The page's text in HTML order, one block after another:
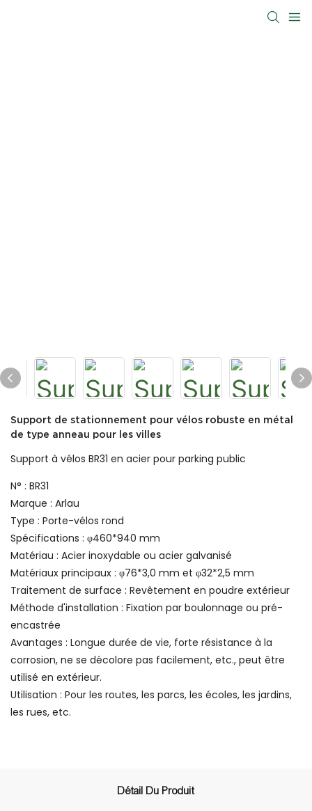
Support de stationnement pour vélos robuste en métal
de type anneau pour les villes
Support à vélos BR31 en acier pour parking public
N° : BR31
Marque : Arlau
Type : Porte-vélos rond
Spécifications : φ460*940 mm
Matériau : Acier inoxydable ou acier galvanisé
Matériaux principaux : φ76*3,0 mm et φ32*2,5 mm
Traitement de surface : Revêtement en poudre extérieur
Méthode d'installation : Fixation par boulonnage ou pré-
encastrée
Avantages : Longue durée de vie, forte résistance à la
corrosion, ne se décolore pas facilement, etc., peut être
utilisé en extérieur.
Utilisation : Pour les routes, les parcs, les écoles, les jardins,
les rues, etc.
Détail Du Produit